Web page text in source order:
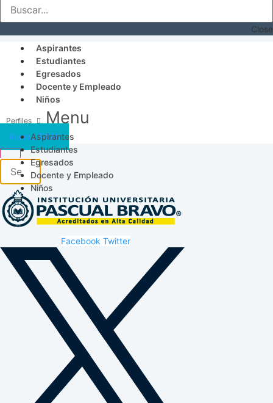
Close
Aspirantes
Estudiantes
Egresados
Docente y Empleado
Niños
Menu
Aspirantes
Estudiantes
Egresados
Docente y Empleado
Niños
Acceso SICAU
Facebook Twitter